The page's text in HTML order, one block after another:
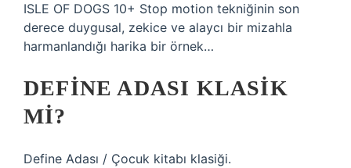
ISLE OF DOGS 10+ Stop motion tekniğinin son
derece duygusal, zekice ve alaycı bir mizahla
harmanlandığı harika bir örnek…
DEFINE ADASI KLASIK
MI?
Define Adası / Çocuk kitabı klasiği.